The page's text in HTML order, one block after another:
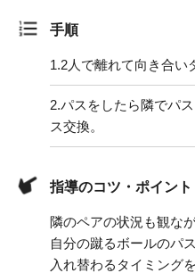
手順
1.2人で離れて向き合い
2.パスをしたら隣でパ
ス交換。
指導のコツ・ポイント
隣のペアの状況も観な
自分の蹴るボールのパ
入れ替わるタイミング